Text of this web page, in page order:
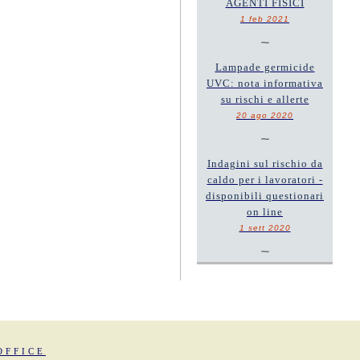
AGENTI FISICI
1 feb 2021
~
Lampade germicide
UVC: nota informativa
su rischi e allerte
20 ago 2020
~
Indagini sul rischio da
caldo per i lavoratori -
disponibili questionari
on line
1 sett 2020
~